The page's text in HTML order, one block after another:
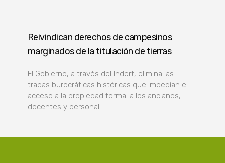
Reivindican derechos de campesinos
marginados de la titulación de tierras
El Gobierno, a través del Indert, elimina las
trabas burocráticas históricas que impedían el
acceso a la propiedad formal a los ancianos,
docentes y personal